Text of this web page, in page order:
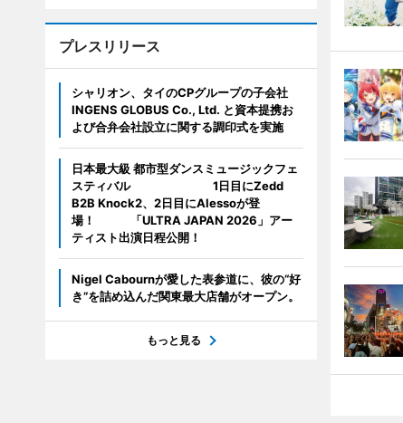
プレスリリース
シャリオン、タイのCPグループの子会社
INGENS GLOBUS Co., Ltd. と資本提携お
よび合弁会社設立に関する調印式を実施
日本最大級 都市型ダンスミュージックフェ
スティバル 1日目にZedd
B2B Knock2、2日目にAlessoが登
場！ 「ULTRA JAPAN 2026」アー
ティスト出演日程公開！
Nigel Cabournが愛した表参道に、彼の“好
き”を詰め込んだ関東最大店舗がオープン。
もっと見る